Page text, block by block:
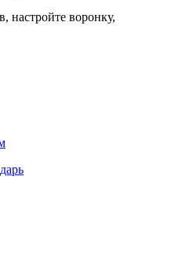
настройте воронку,